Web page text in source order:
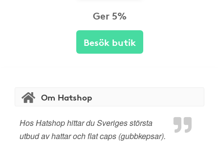
Ger 5%
Besök butik
Om Hatshop
Hos Hatshop hittar du Sveriges största
utbud av hattar och flat caps (gubbkepsar).